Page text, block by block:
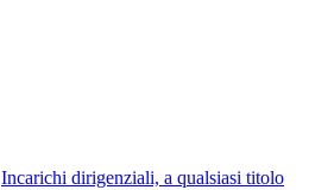
Incarichi dirigenziali, a qualsiasi titolo